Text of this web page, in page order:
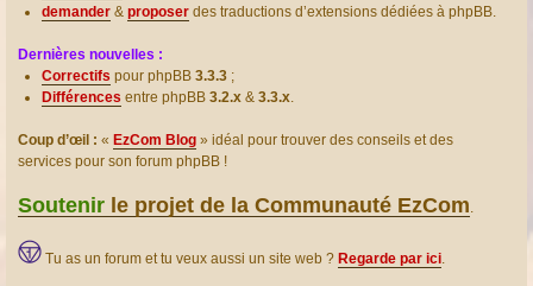
demander & proposer des traductions d’extensions dédiées à phpBB.
Dernières nouvelles :
Correctifs pour phpBB 3.3.3 ;
Différences entre phpBB 3.2.x & 3.3.x.
Coup d’œil : « EzCom Blog » idéal pour trouver des conseils et des
services pour son forum phpBB !
Soutenir le projet de la Communauté EzCom.
Tu as un forum et tu veux aussi un site web ? Regarde par ici.